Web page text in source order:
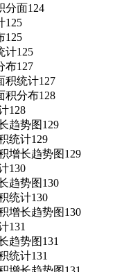
分面124
125
125
计125
布127
积统计127
积分布128
128
趋势图129
统计129
增长趋势图129
130
趋势图130
统计130
增长趋势图130
131
趋势图131
统计131